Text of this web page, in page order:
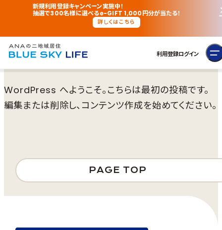
新規利用登録キャンペーン実施中！
抽選で300名様に選べるe-GIFT 1,000円分が当たる！
詳しくはこちら
利用登録ログイン
WordPress へようこそ。こちらは最初の投稿です。
編集または削除し、コンテンツ作成を始めてください。
PAGE TOP